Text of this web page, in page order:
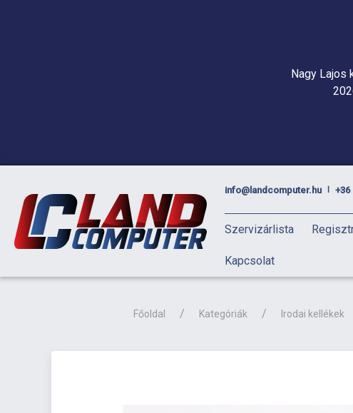
Nagy Lajos
info@landcomputer.hu +36
Szervizárlista
Kapcsolat
Főoldal Kategóriák Irodai kellékek